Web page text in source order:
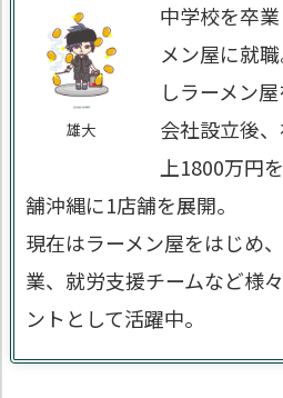
雄大
中学校を卒
メン屋に就
しラーメン屋
会社設立後
上1800万円
舗沖縄に1店舗を展開。
現在はラーメン屋をはじめ
業、就労支援チームなど様
ントとして活躍中。